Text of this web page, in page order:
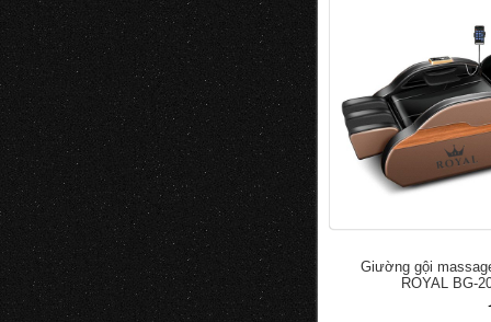
Giường gội
ROYAL BG-